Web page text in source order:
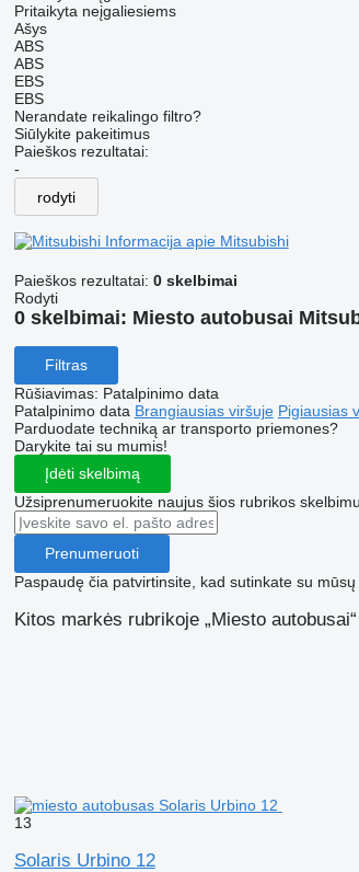
Pritaikyta neįgaliesiems
Ašys
ABS
ABS
EBS
EBS
Nerandate reikalingo filtro?
Siūlykite pakeitimus
Paieškos rezultatai:
-
rodyti
Informacija apie Mitsubishi
Paieškos rezultatai: 0 skelbimai
Rodyti
0 skelbimai: Miesto autobusai
Filtras
Rūšiavimas: Patalpinimo data
Patalpinimo data Brangiausias viršuje Pigiausias
Parduodate techniką ar transporto priemones?
Darykite tai su mumis!
Įdėti skelbimą
Užsiprenumeruokite naujus šios rubrikos
Prenumeruoti
Paspaudę čia patvirtinsite, kad sutinkate su mūsų
Kitos markės rubrikoje „Miesto autobusai“
13
Solaris Urbino 12